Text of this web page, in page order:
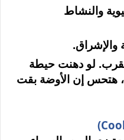
والنشاط
والإشراق.
لو دهنت حيطة
هتحس إن الأوضة بقت